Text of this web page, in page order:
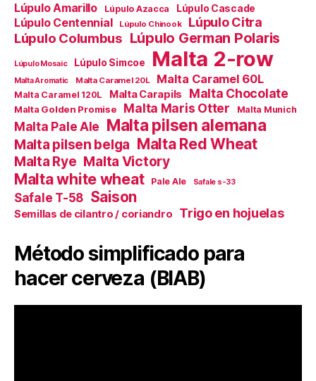
Lúpulo Amarillo Lúpulo Azacca Lúpulo Cascade
Lúpulo Centennial Lúpulo Chinook Lúpulo Citra
Lúpulo Columbus Lúpulo German Polaris
Lúpulo Mosaic Lúpulo Simcoe Malta 2-row
Malta Aromatic Malta Caramel 20L Malta Caramel 60L
Malta Caramel 120L Malta Carapils Malta Chocolate
Malta Golden Promise Malta Maris Otter Malta Munich
Malta Pale Ale Malta pilsen alemana
Malta pilsen belga Malta Red Wheat
Malta Rye Malta Victory
Malta white wheat Pale Ale Safale s-33
Safale T-58 Saison
Semillas de cilantro / coriandro Trigo en hojuelas
Método simplificado para
hacer cerveza (BIAB)